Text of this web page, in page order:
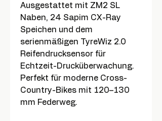
Ausgestattet mit ZM2 SL
Naben, 24 Sapim CX-Ray
Speichen und dem
serienmäßigen TyreWiz 2.0
Reifendrucksensor für
Echtzeit-Drucküberwachung.
Perfekt für moderne Cross-
Country-Bikes mit 120–130
mm Federweg.